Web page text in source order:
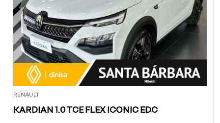
RENAULT
KARDIAN 1.0 TCE FLEX ICONIC EDC